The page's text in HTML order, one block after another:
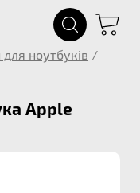
ноутбуків /
Apple